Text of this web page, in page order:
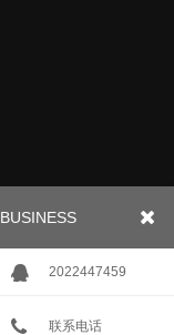
BUSINESS
2022447459
联系电话